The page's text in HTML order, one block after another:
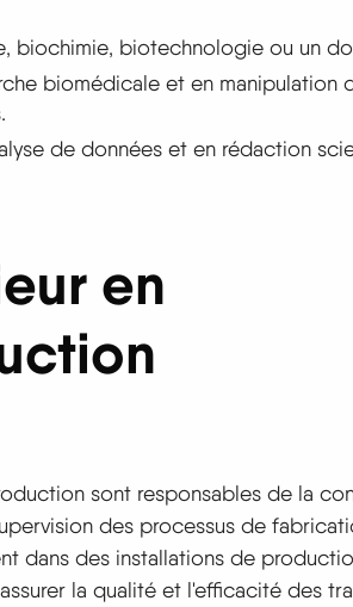
biochimie, biotechnologie ou un
biomédicale et en manipulation
de données et en rédaction
en
sont responsables de la
des processus de
dans des installations de
la qualité et l'efficacité des